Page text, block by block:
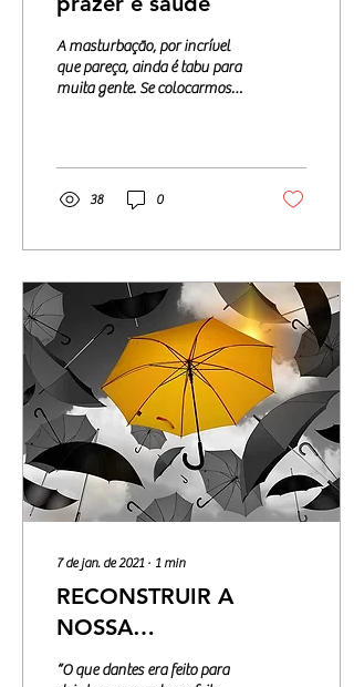
A masturbação, por incrível
que pareça, ainda é tabu para
muita gente. Se colocarmos
38 0
7 de jan. de 2021∙ 1 min
RECONSTRUIR A
NOSSA
INDIVIDUALIDADE
“O que dantes era feito para